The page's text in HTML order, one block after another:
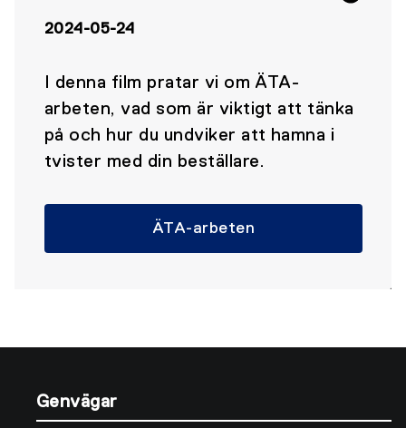
2024-05-24
I denna film pratar vi om ÄTA-
arbeten, vad som är viktigt att tänka
på och hur du undviker att hamna i
tvister med din beställare.
ÄTA-arbeten
Genvägar